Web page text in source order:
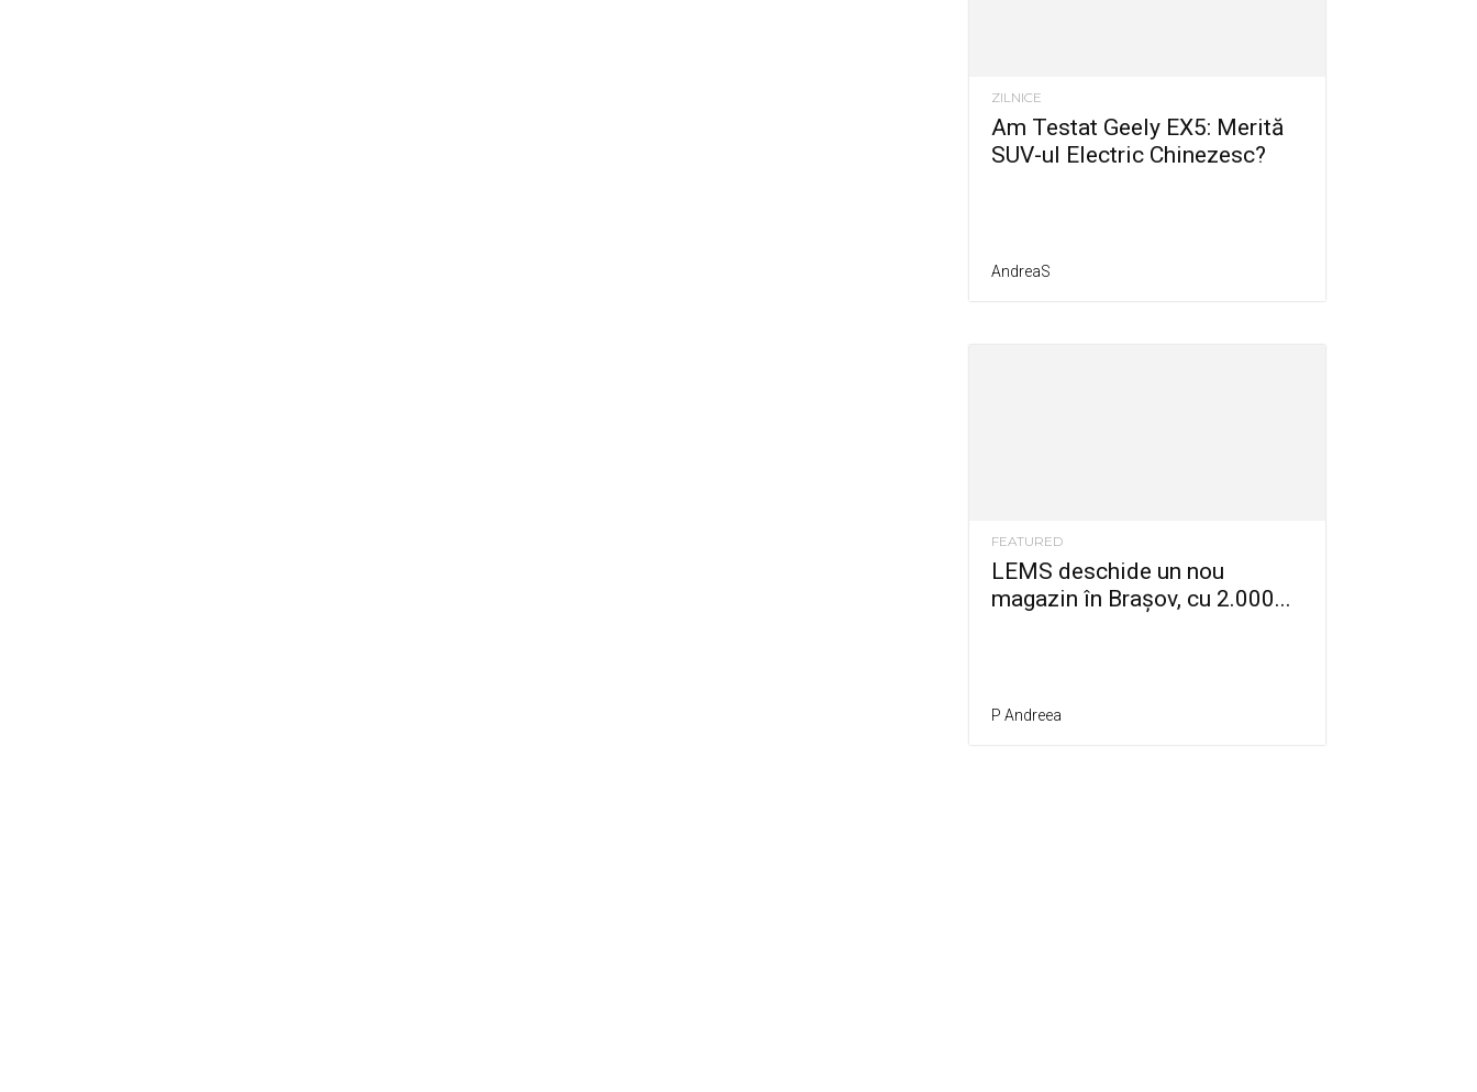
ZILNICE
Am Testat Geely EX5: Merită
SUV-ul Electric Chinezesc?
AndreaS
FEATURED
LEMS deschide un nou
magazin în Brașov, cu 2.000...
P Andreea